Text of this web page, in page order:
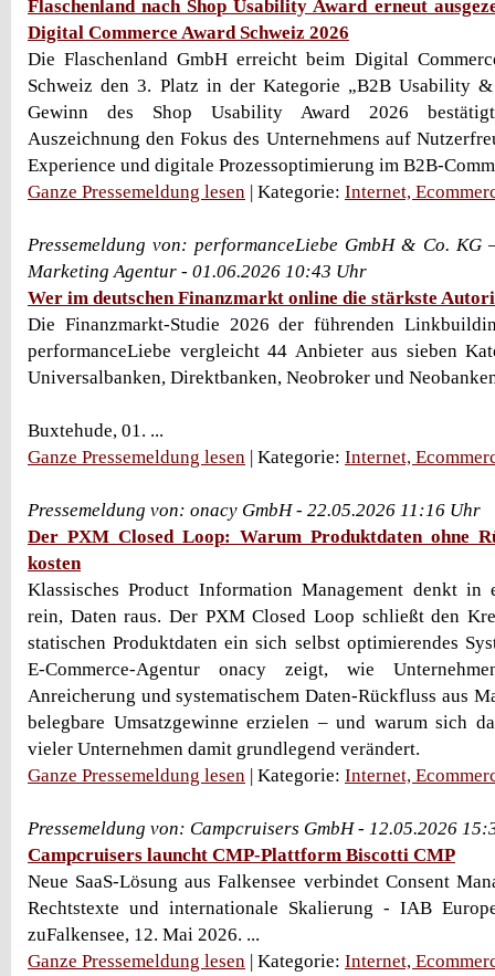
Flaschenland nach Shop Usability Award erneut
Digital Commerce Award Schweiz 2026
Die Flaschenland GmbH erreicht beim Digital
Schweiz den 3. Platz in der Kategorie „B2B Usability
Gewinn des Shop Usability Award 2026
Auszeichnung den Fokus des Unternehmens auf
Experience und digitale Prozessoptimierung im B2B-
Ganze Pressemeldung lesen | Kategorie: Internet,
Pressemeldung von: performanceLiebe GmbH & Co. KG
Marketing Agentur - 01.06.2026 10:43 Uhr
Wer im deutschen Finanzmarkt online die stärkste
Die Finanzmarkt-Studie 2026 der führenden
performanceLiebe vergleicht 44 Anbieter aus sieben
Universalbanken, Direktbanken, Neobroker und
Buxtehude, 01. ...
Ganze Pressemeldung lesen | Kategorie: Internet,
Pressemeldung von: onacy GmbH - 22.05.2026 11:16 Uhr
Der PXM Closed Loop: Warum Produktdaten ohne
kosten
Klassisches Product Information Management denkt in
rein, Daten raus. Der PXM Closed Loop schließt den
statischen Produktdaten ein sich selbst optimierendes
E-Commerce-Agentur onacy zeigt, wie
Anreicherung und systematischem Daten-Rückfluss aus
belegbare Umsatzgewinne erzielen – und warum sich
vieler Unternehmen damit grundlegend verändert.
Ganze Pressemeldung lesen | Kategorie: Internet,
Pressemeldung von: Campcruisers GmbH - 12.05.2026
Campcruisers launcht CMP-Plattform Biscotti CMP
Neue SaaS-Lösung aus Falkensee verbindet Consent
Rechtstexte und internationale Skalierung - IAB
zuFalkensee, 12. Mai 2026. ...
Ganze Pressemeldung lesen | Kategorie: Internet,